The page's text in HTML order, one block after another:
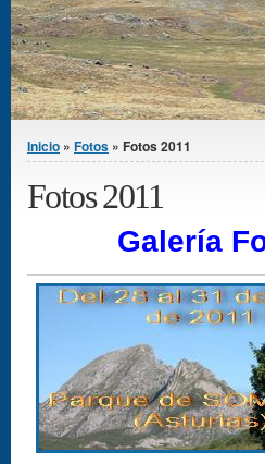
Se encuentra usted aquí
Inicio » Fotos » Fotos 2011
Fotos 2011
Galería